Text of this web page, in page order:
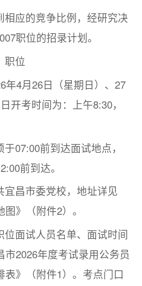
相应的竞争比例，经研究决
职位的招录计划。
职位
年4月26日（星期日）、27
开考时间为：上午8:30，
07:00前到达面试地点，
前到达。
宜昌市委党校，地址详见
》（附件2）。
位面试人员名单、面试时间
2026年度考试录用公务员
》（附件1）。考点门口